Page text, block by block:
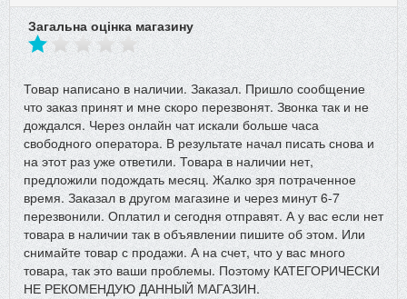
Загальна оцінка магазину
Товар написано в наличии. Заказал. Пришло сообщение
что заказ принят и мне скоро перезвонят. Звонка так и не
дождался. Через онлайн чат искали больше часа
свободного оператора. В результате начал писать снова и
на этот раз уже ответили. Товара в наличии нет,
предложили подождать месяц. Жалко зря потраченное
время. Заказал в другом магазине и через минут 6-7
перезвонили. Оплатил и сегодня отправят. А у вас если нет
товара в наличии так в объявлении пишите об этом. Или
снимайте товар с продажи. А на счет, что у вас много
товара, так это ваши проблемы. Поэтому КАТЕГОРИЧЕСКИ
НЕ РЕКОМЕНДУЮ ДАННЫЙ МАГАЗИН.